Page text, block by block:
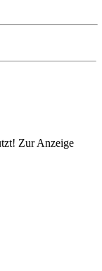
Zur Anzeige